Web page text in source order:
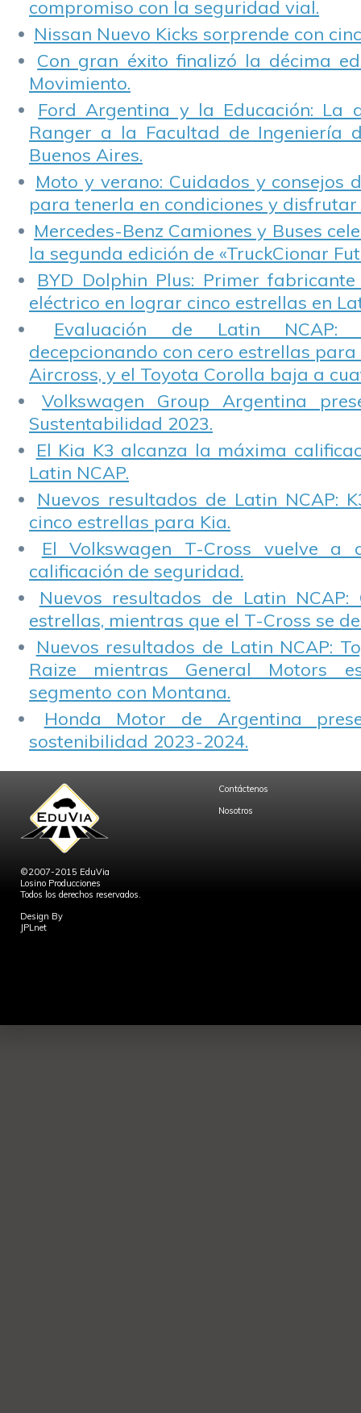
compromiso con la seguridad vial.
Nissan Nuevo Kicks sorprende con
Con gran éxito finalizó la décima
Movimiento.
Ford Argentina y la Educación: La
Ranger a la Facultad de Ingeniería
Buenos Aires.
Moto y verano: Cuidados y consejos
para tenerla en condiciones y disfrutar
Mercedes-Benz Camiones y Buses
la segunda edición de «TruckCionar
BYD Dolphin Plus: Primer
eléctrico en lograr cinco estrellas en
Evaluación de Latin NCAP:
decepcionando con cero estrellas para
Aircross, y el Toyota Corolla baja a
Volkswagen Group Argentina
Sustentabilidad 2023.
El Kia K3 alcanza la máxima
Latin NCAP.
Nuevos resultados de Latin NCAP:
cinco estrellas para Kia.
El Volkswagen T-Cross vuelve a
calificación de seguridad.
Nuevos resultados de Latin NCAP:
estrellas, mientras que el T-Cross se
Nuevos resultados de Latin NCAP:
Raize mientras General Motors
segmento con Montana.
Honda Motor de Argentina
sostenibilidad 2023-2024.
©2007-2015 EduVia
Losino Producciones
Todos los derechos reservados.
Design By
JPLnet
Contáctenos
Nosotros